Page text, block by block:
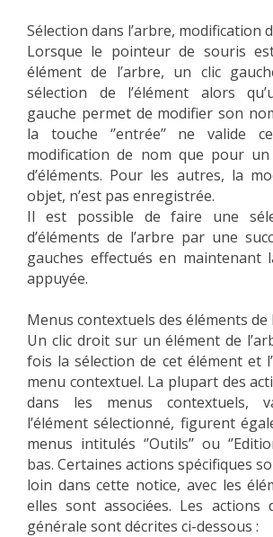
Sélection dans l’arbre, modification
Lorsque le pointeur de souris
élément de l’arbre, un clic
sélection de l’élément alors
gauche permet de modifier son
la touche ‘’entrée’’ ne valide
modification de nom que pour
d’éléments. Pour les autres, la
objet, n’est pas enregistrée.
Il est possible de faire une
d’éléments de l’arbre par une
gauches effectués en maintenant
appuyée.
Menus contextuels des éléments de
Un clic droit sur un élément de
fois la sélection de cet élément et
menu contextuel. La plupart des
dans les menus contextuels,
l’élément sélectionné, figurent
menus intitulés ‘’Outils’’ ou
bas. Certaines actions spécifiques
loin dans cette notice, avec les
elles sont associées. Les actions
générale sont décrites ci-dessous :